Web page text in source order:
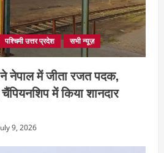
पश्चिमी उत्तर प्रदेश सभी न्यूज़
ने नेपाल में जीता रजत पदक,
में किया शानदार
9, 2026